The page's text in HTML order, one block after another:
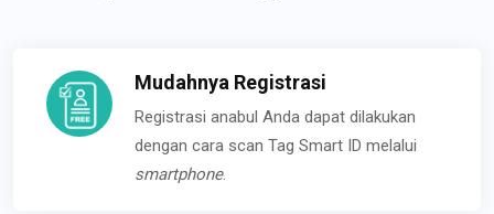
Mudahnya Registrasi
Registrasi anabul Anda dapat dilakukan
dengan cara scan Tag Smart ID melalui
smartphone.